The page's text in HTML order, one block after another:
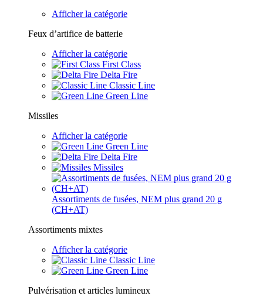
Afficher la catégorie
Feux d’artifice de batterie
Afficher la catégorie
First Class
Delta Fire
Classic Line
Green Line
Missiles
Afficher la catégorie
Green Line
Delta Fire
Missiles
Assortiments de fusées, NEM plus grand 20 g
(CH+AT)
Assortiments mixtes
Afficher la catégorie
Classic Line
Green Line
Pulvérisation et articles lumineux